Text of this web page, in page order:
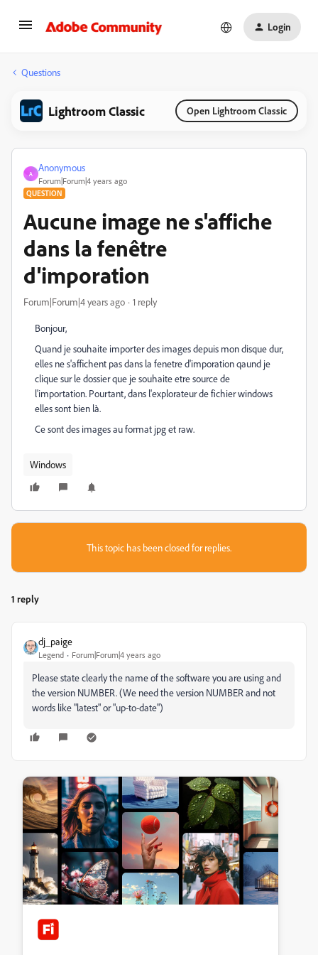
Login
Questions
Lightroom Classic Open Lightroom Classic
A
Anonymous
Forum|Forum|4 years ago
QUESTION
Aucune image ne s'affiche
dans la fenêtre
d'imporation
Forum|Forum|4 years ago 1 reply
Bonjour,
Quand je souhaite importer des images depuis mon disque dur,
elles ne s'affichent pas dans la fenetre d'imporation qaund je
clique sur le dossier que je souhaite etre source de
l'importation. Pourtant, dans l'explorateur de fichier windows
elles sont bien là.
Ce sont des images au format jpg et raw.
Windows
This topic has been closed for replies.
1 reply
dj_paige
Legend Forum|Forum|4 years ago
Please state clearly the name of the software you are using and
the version NUMBER. (We need the version NUMBER and not
words like "latest" or "up-to-date")